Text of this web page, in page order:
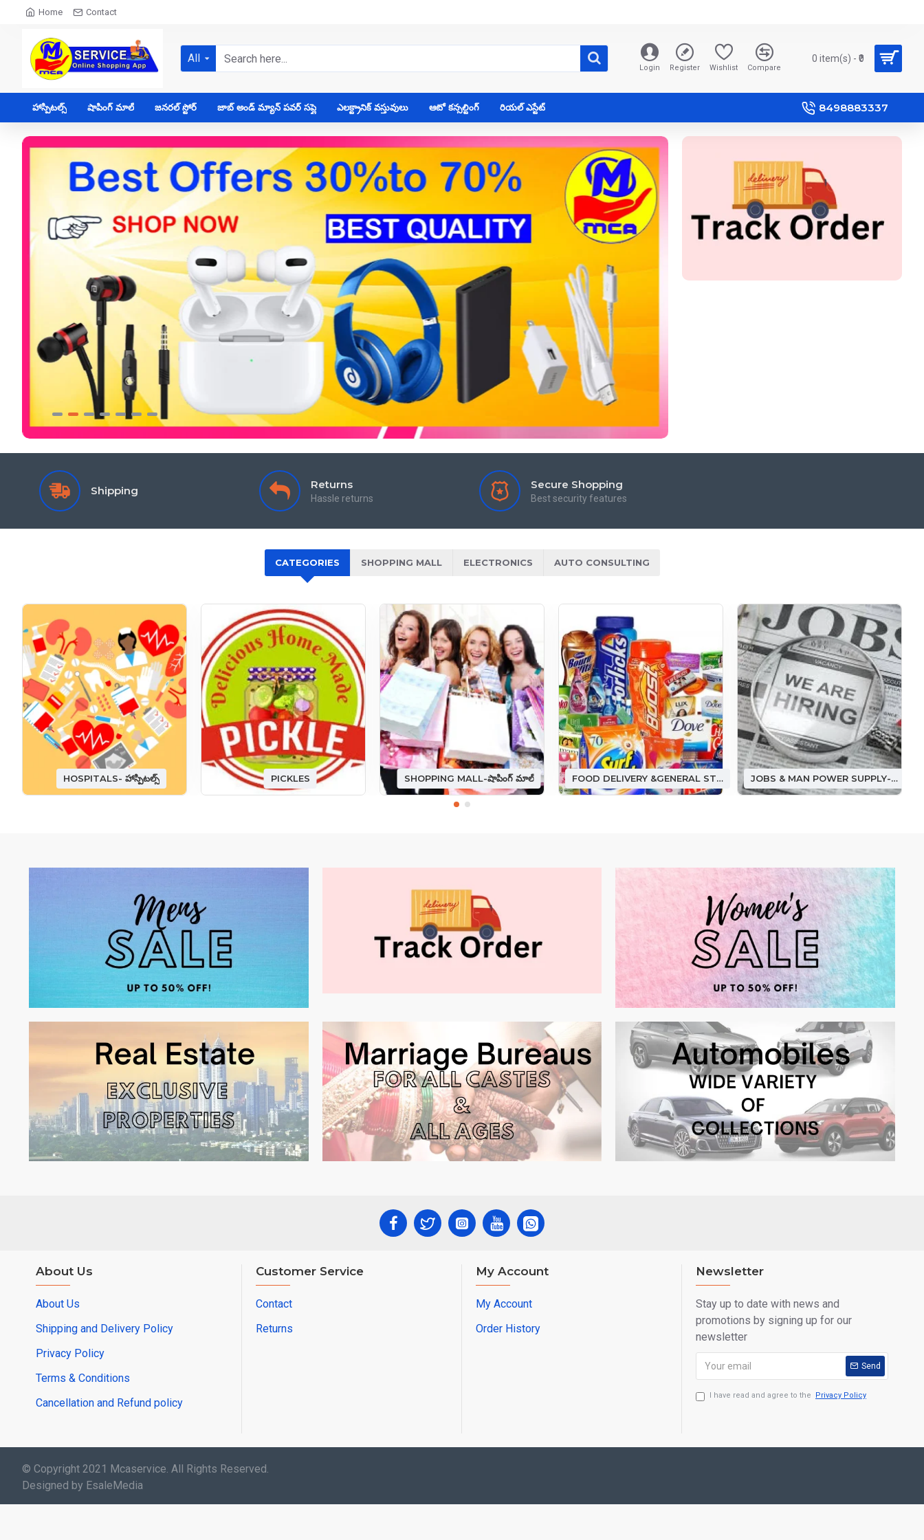
Home Contact
All
Login Register Wishlist Compare
0 item(s) - ₹0
హాస్పిటల్స్ షాపింగ్ మాల్ జనరల్ స్టోర్ జాబ్ అండ్ మ్యాన్ పవర్ సప్లై ఎలక్ట్రానిక్ వస్తువులు ఆటో కన్సల్టింగ్ రియల్ ఎస్టేట్ 8498883337
Shipping Returns
Hassle returns
Secure Shopping
Best security features
CATEGORIES SHOPPING MALL ELECTRONICS AUTO CONSULTING
HOSPITALS- హాస్పిటల్స్ PICKLES SHOPPING MALL-షాపింగ్ మాల్ FOOD DELIVERY &GENERAL STORE ఫుడ్ డెలివరీ &(జనరల్ స్టోర్) JOBS & MAN POWER SUPPLY-జాబ్ అండ్ మ్యాన్ పవర్ సప్లై
About Us
About Us
Shipping and Delivery Policy
Privacy Policy
Terms & Conditions
Cancellation and Refund policy
Customer Service
Contact
Returns
My Account
My Account
Order History
Newsletter
Stay up to date with news and
promotions by signing up for our
newsletter
Send
I have read and agree to the Privacy Policy
© Copyright 2021 Mcaservice. All Rights Reserved.
Designed by EsaleMedia